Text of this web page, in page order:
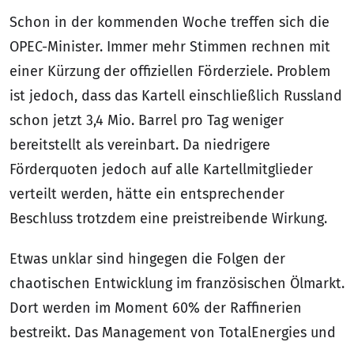
Schon in der kommenden Woche treffen sich die
OPEC-Minister. Immer mehr Stimmen rechnen mit
einer Kürzung der offiziellen Förderziele. Problem
ist jedoch, dass das Kartell einschließlich Russland
schon jetzt 3,4 Mio. Barrel pro Tag weniger
bereitstellt als vereinbart. Da niedrigere
Förderquoten jedoch auf alle Kartellmitglieder
verteilt werden, hätte ein entsprechender
Beschluss trotzdem eine preistreibende Wirkung.
Etwas unklar sind hingegen die Folgen der
chaotischen Entwicklung im französischen Ölmarkt.
Dort werden im Moment 60% der Raffinerien
bestreikt. Das Management von TotalEnergies und